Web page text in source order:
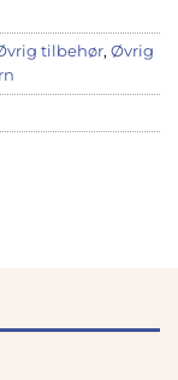
tilbehør, Øvrig